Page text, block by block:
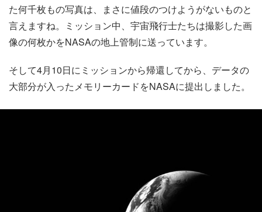
た何千枚もの写真は、まさに値段のつけようがないものと
言えますね。ミッション中、宇宙飛行士たちは撮影した画
像の何枚かをNASAの地上管制に送っています。
そして4月10日にミッションから帰還してから、データの
大部分が入ったメモリーカードをNASAに提出しました。